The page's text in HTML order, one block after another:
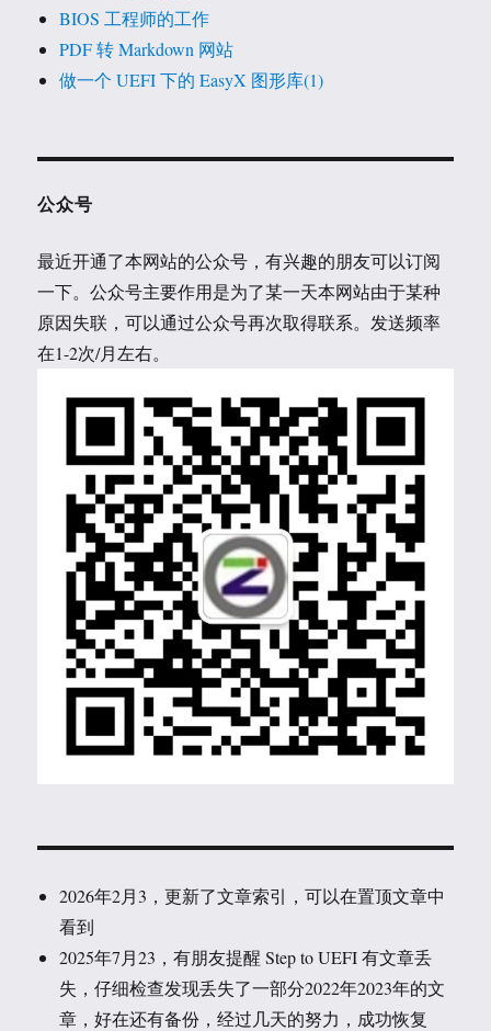
BIOS 工程师的工作
PDF 转 Markdown 网站
做一个 UEFI 下的 EasyX 图形库(1)
公众号
最近开通了本网站的公众号，有兴趣的朋友可以订阅
一下。公众号主要作用是为了某一天本网站由于某种
原因失联，可以通过公众号再次取得联系。发送频率
在1-2次/月左右。
2026年2月3，更新了文章索引，可以在置顶文章中
看到
2025年7月23，有朋友提醒 Step to UEFI 有文章丢
失，仔细检查发现丢失了一部分2022年2023年的文
章，好在还有备份，经过几天的努力，成功恢复